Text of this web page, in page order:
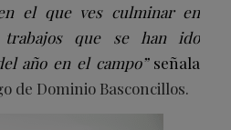
el que ves culminar en
que se han ido
año en el campo” señala
de Dominio Basconcillos.